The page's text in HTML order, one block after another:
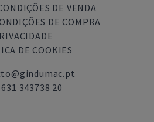
DE VENDA
DE COMPRA
DE COOKIES
343738 20